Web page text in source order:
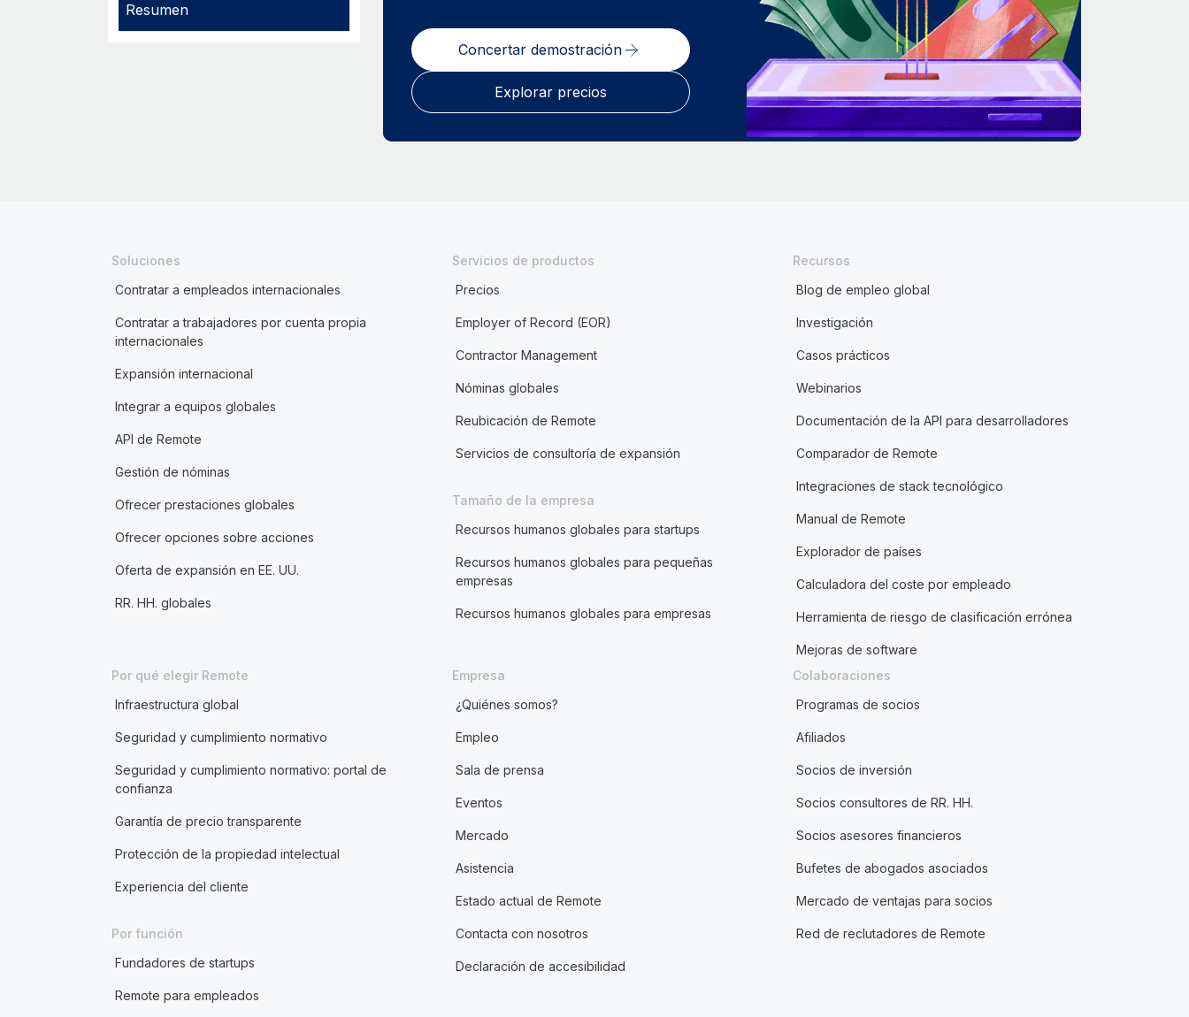
Resumen
Concertar demostración
Explorar precios
Soluciones
Contratar a empleados internacionales
Contratar a trabajadores por cuenta propia
internacionales
Expansión internacional
Integrar a equipos globales
API de Remote
Gestión de nóminas
Ofrecer prestaciones globales
Ofrecer opciones sobre acciones
Oferta de expansión en EE. UU.
RR. HH. globales
Servicios de productos
Precios
Employer of Record (EOR)
Contractor Management
Nóminas globales
Reubicación de Remote
Servicios de consultoría de expansión
Tamaño de la empresa
Recursos humanos globales para startups
Recursos humanos globales para pequeñas
empresas
Recursos humanos globales para empresas
Recursos
Blog de empleo global
Investigación
Casos prácticos
Webinarios
Documentación de la API para desarrolladores
Comparador de Remote
Integraciones de stack tecnológico
Manual de Remote
Explorador de países
Calculadora del coste por empleado
Herramienta de riesgo de clasificación errónea
Mejoras de software
Por qué elegir Remote
Infraestructura global
Seguridad y cumplimiento normativo
Seguridad y cumplimiento normativo: portal de
confianza
Garantía de precio transparente
Protección de la propiedad intelectual
Experiencia del cliente
Por función
Fundadores de startups
Remote para empleados
Empresa
¿Quiénes somos?
Empleo
Sala de prensa
Eventos
Mercado
Asistencia
Estado actual de Remote
Contacta con nosotros
Declaración de accesibilidad
Colaboraciones
Programas de socios
Afiliados
Socios de inversión
Socios consultores de RR. HH.
Socios asesores financieros
Bufetes de abogados asociados
Mercado de ventajas para socios
Red de reclutadores de Remote